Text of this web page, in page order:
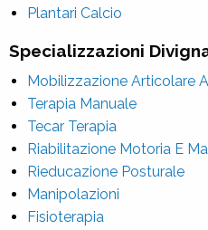
Plantari Calcio
Specializzazioni
Mobilizzazione Articolare
Terapia Manuale
Tecar Terapia
Riabilitazione Motoria E
Rieducazione Posturale
Manipolazioni
Fisioterapia